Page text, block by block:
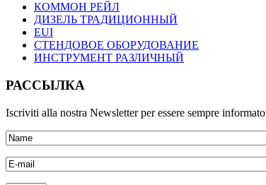
КОММОН РЕЙЛ
ДИЗЕЛЬ ТРАДИЦИОННЫЙ
EUI
СТЕНДОВОЕ ОБОРУДОВАНИЕ
ИНСТРУМЕНТ РАЗЛИЧНЫЙ
РАССЫЛКА
Iscriviti alla nostra Newsletter per essere sempre informato